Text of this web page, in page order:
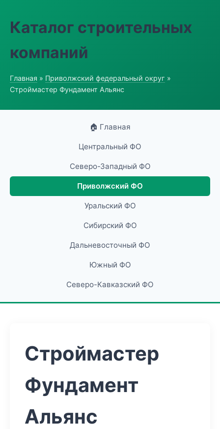
Каталог строительных
компаний
Главная » Приволжский федеральный округ »
Строймастер Фундамент Альянс
🏠 Главная
Центральный ФО
Северо-Западный ФО
Приволжский ФО
Уральский ФО
Сибирский ФО
Дальневосточный ФО
Южный ФО
Северо-Кавказский ФО
Строймастер
Фундамент
Альянс